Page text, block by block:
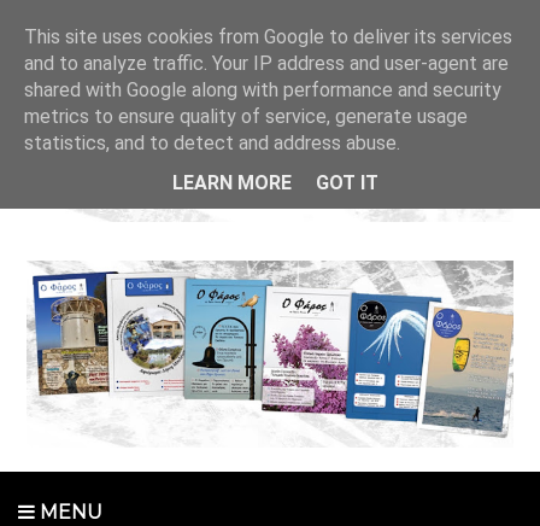
MENU
This site uses cookies from Google to deliver its services
and to analyze traffic. Your IP address and user-agent are
shared with Google along with performance and security
metrics to ensure quality of service, generate usage
statistics, and to detect and address abuse.
LEARN MORE
GOT IT